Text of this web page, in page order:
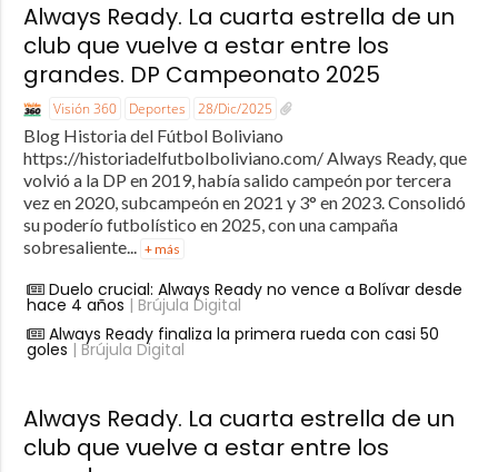
Always Ready. La cuarta estrella de un
club que vuelve a estar entre los
grandes. DP Campeonato 2025
Visión 360 Deportes 28/Dic/2025
Blog Historia del Fútbol Boliviano
https://historiadelfutbolboliviano.com/ Always Ready, que
volvió a la DP en 2019, había salido campeón por tercera
vez en 2020, subcampeón en 2021 y 3° en 2023. Consolidó
su poderío futbolístico en 2025, con una campaña
sobresaliente...
+ más
Duelo crucial: Always Ready no vence a Bolívar desde
hace 4 años | Brújula Digital
Always Ready finaliza la primera rueda con casi 50
goles | Brújula Digital
Always Ready. La cuarta estrella de un
club que vuelve a estar entre los